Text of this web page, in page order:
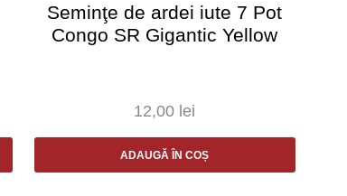
Seminţe de ardei iute 7 Pot
Congo SR Gigantic Yellow
12,00 lei
ADAUGĂ ÎN COȘ